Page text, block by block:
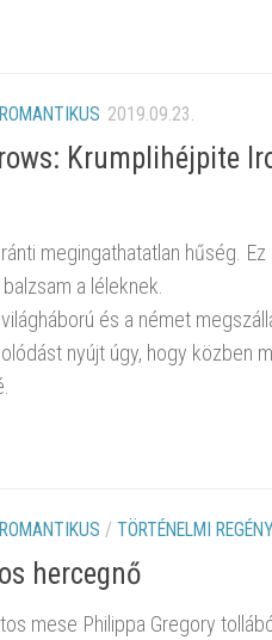
ROMANTIKUS 2019.09.23.
Krumplihéjpite
megingathatatlan hűség.
a léleknek.
és a német
nyújt úgy, hogy közben
ROMANTIKUS / TÖRTÉNELMI REGÉNY
hercegnő
mese Philippa Gregory